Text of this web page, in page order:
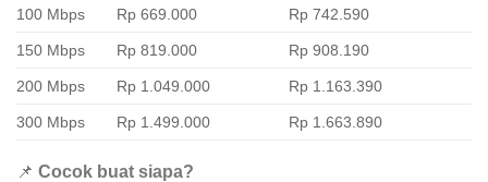
100 Mbps Rp 669.000 Rp 742.590
150 Mbps Rp 819.000 Rp 908.190
200 Mbps Rp 1.049.000 Rp 1.163.390
300 Mbps Rp 1.499.000 Rp 1.663.890
📌 Cocok buat siapa?